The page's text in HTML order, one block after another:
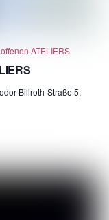
ATELIERS
Billroth-Straße 5,